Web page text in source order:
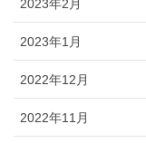
2023年2月
2023年1月
2022年12月
2022年11月